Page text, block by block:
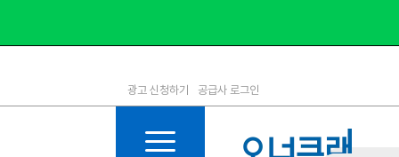
1등급
11등급
12등급
광고 신청하기 공급사 로그인